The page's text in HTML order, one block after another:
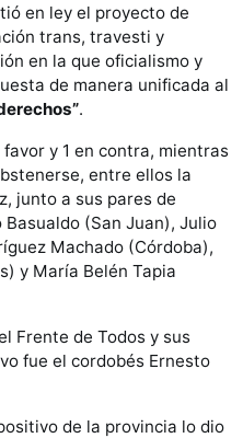
en ley el proyecto de
trans, travesti y
en la que oficialismo y
de manera unificada al
.
y 1 en contra, mientras
entre ellos la
junto a sus pares de
(San Juan), Julio
Machado (Córdoba),
y María Belén Tapia
Frente de Todos y sus
fue el cordobés Ernesto
de la provincia lo dio